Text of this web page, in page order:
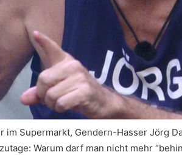
im Supermarkt, Gendern-Hasser Jörg
Warum darf man nicht mehr